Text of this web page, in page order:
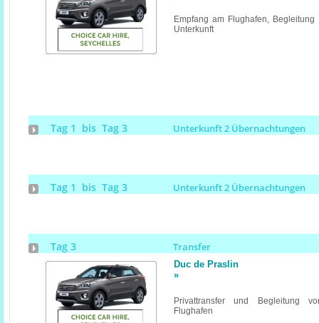
Empfang am Flughafen,
Unterkunft
Tag 1 bis Tag 3 Unterkunft 2 Übernachtungen
Tag 1 bis Tag 3 Unterkunft 2 Übernachtungen
Tag 3 Transfer
Duc de Praslin
»
Privattransfer und Begleitung
Flughafen